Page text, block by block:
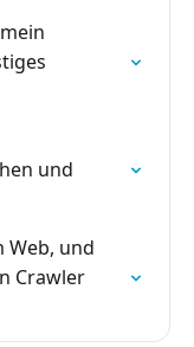
und
Web, und
Crawler